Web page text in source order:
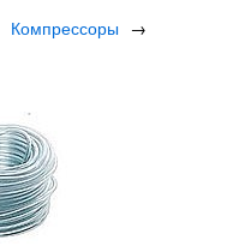
Компрессоры →